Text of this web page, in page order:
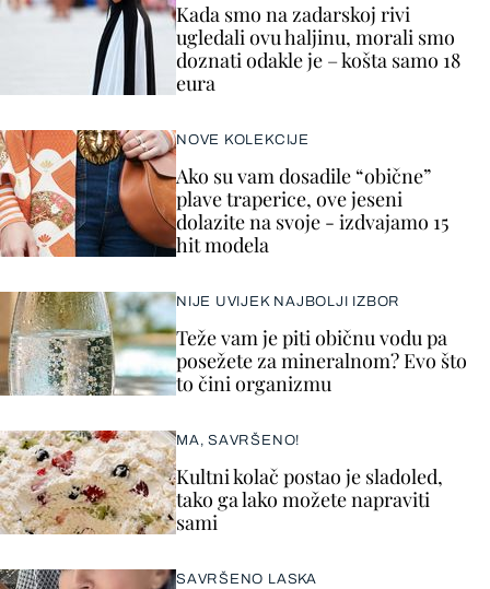
Kada smo na zadarskoj rivi
ugledali ovu haljinu, morali smo
doznati odakle je – košta samo 18
eura
NOVE KOLEKCIJE
Ako su vam dosadile “obične”
plave traperice, ove jeseni
dolazite na svoje - izdvajamo 15
hit modela
NIJE UVIJEK NAJBOLJI IZBOR
Teže vam je piti običnu vodu pa
posežete za mineralnom? Evo što
to čini organizmu
MA, SAVRŠENO!
Kultni kolač postao je sladoled,
tako ga lako možete napraviti
sami
SAVRŠENO LASKA